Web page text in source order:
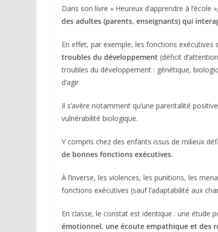
Dans son livre « Heureux d’apprendre à
des adultes (parents, enseignants) qui
En effet, par exemple, les fonctions exécutives
troubles du développement (déficit
troubles du développement : génétique,
d’agir.
Il s’avère notamment qu’une parentalité
vulnérabilité biologique.
Y compris chez des enfants issus de milieux
de bonnes fonctions exécutives.
À l’inverse, les violences, les punitions, les
fonctions exécutives (sauf l’adaptabilité aux
En classe, le constat est identique : une étude
émotionnel, une écoute empathique et des